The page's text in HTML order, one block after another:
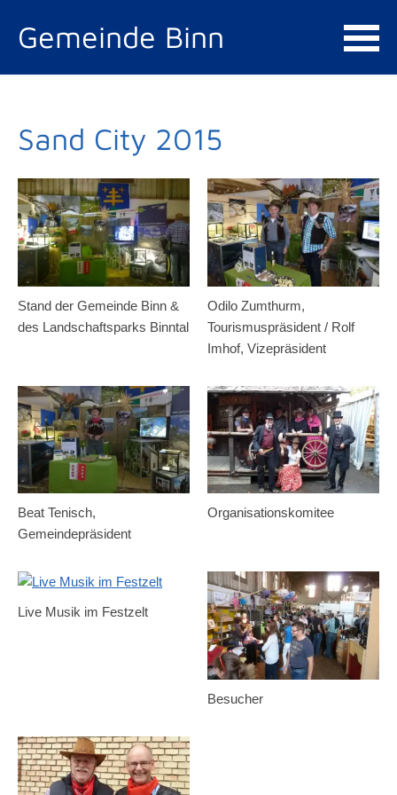
Gemeinde Binn
Sand City 2015
Stand der Gemeinde Binn &
des Landschaftsparks Binntal
Odilo Zumthurm,
Tourismuspräsident / Rolf
Imhof, Vizepräsident
Beat Tenisch,
Gemeindepräsident
Organisationskomitee
Live Musik im Festzelt
Besucher